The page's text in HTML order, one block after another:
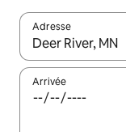
Adresse
Lorsque les
Arrivée